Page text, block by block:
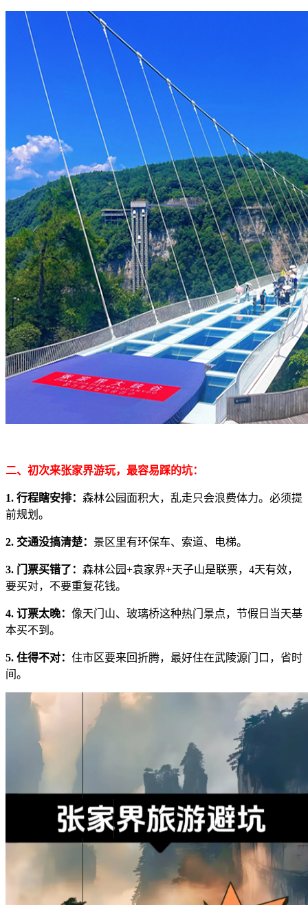
二、初次来张家界游玩，最容易踩的坑：
1. 行程瞎安排： 森林公园面积大，乱走只会浪费体力。必须提
前规划。
2. 交通没搞清楚： 景区里有环保车、索道、电梯。
3. 门票买错了： 森林公园+袁家界+天子山是联票，4天有效，
要买对，不要重复花钱。
4. 订票太晚： 像天门山、玻璃桥这种热门景点，节假日当天基
本买不到。
5. 住得不对： 住市区要来回折腾，最好住在武陵源门口，省时
间。